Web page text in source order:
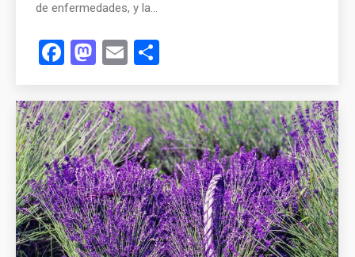
de enfermedades, y la…
Facebook
Mastodon
Email